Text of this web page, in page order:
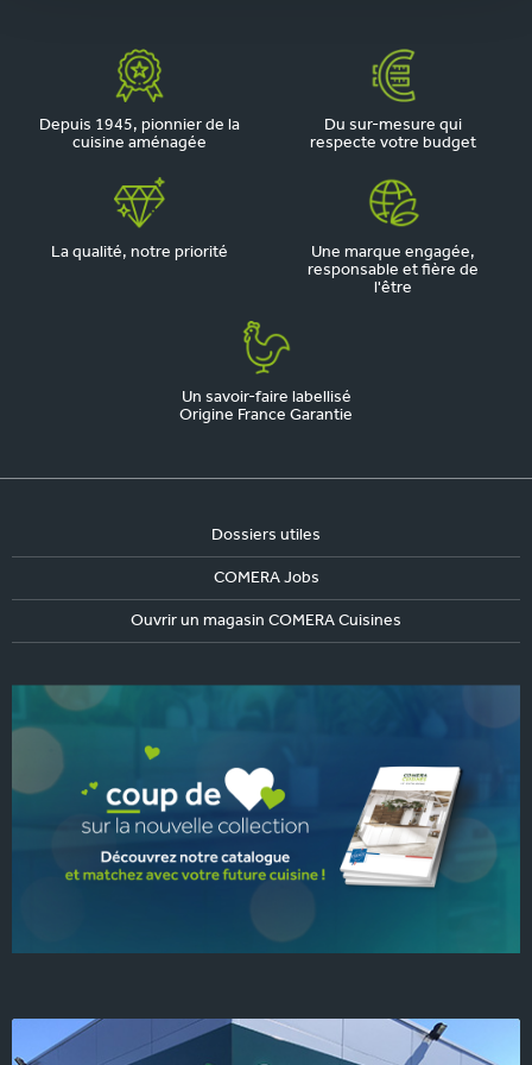
Depuis 1945, pionnier de la
cuisine aménagée
Du sur-mesure qui
respecte votre budget
La qualité, notre priorité
Une marque engagée,
responsable et fière de
l'être
Un savoir-faire labellisé
Origine France Garantie
Dossiers utiles
COMERA Jobs
Ouvrir un magasin COMERA Cuisines